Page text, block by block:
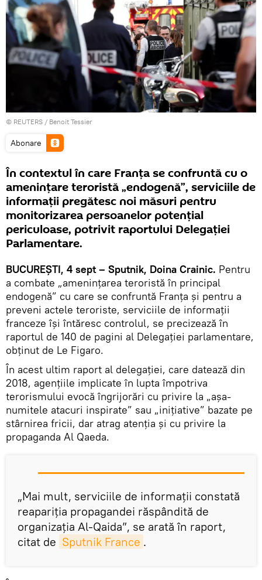
© REUTERS / Benoit Tessier
Abonare
În contextul în care Franţa se confruntă cu o
ameninţare teroristă „endogenă”, serviciile de
informații pregătesc noi măsuri pentru
monitorizarea persoanelor potenţial
periculoase, potrivit raportului Delegației
Parlamentare.
BUCUREŞTI, 4 sept – Sputnik, Doina Crainic. Pentru
a combate „amenințarea teroristă în principal
endogenă” cu care se confruntă Franța și pentru a
preveni actele teroriste, serviciile de informații
franceze își întăresc controlul, se precizează în
raportul de 140 de pagini al Delegației parlamentare,
obţinut de Le Figaro.
În acest ultim raport al delegației, care datează din
2018, agențiile implicate în lupta împotriva
terorismului evocă îngrijorări cu privire la „așa-
numitele atacuri inspirate” sau „inițiative” bazate pe
stârnirea fricii, dar atrag atenţia şi cu privire la
propaganda Al Qaeda.
„Mai mult, serviciile de informații constată
reapariţia propagandei răspândită de
organizaţia Al-Qaida”, se arată în raport,
citat de Sputnik France .